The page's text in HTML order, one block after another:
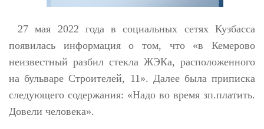
27 мая 2022 года в социальных сетях Кузбасса
появилась информация о том, что «в Кемерово
неизвестный разбил стекла ЖЭКа, расположенного
на бульваре Строителей, 11». Далее была приписка
следующего содержания: «Надо во время зп.платить.
Довели человека».